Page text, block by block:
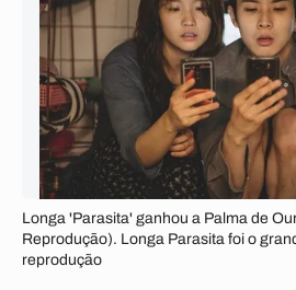
Longa 'Parasita' ganhou a Palma de
Reprodução). Longa Parasita foi o
reprodução